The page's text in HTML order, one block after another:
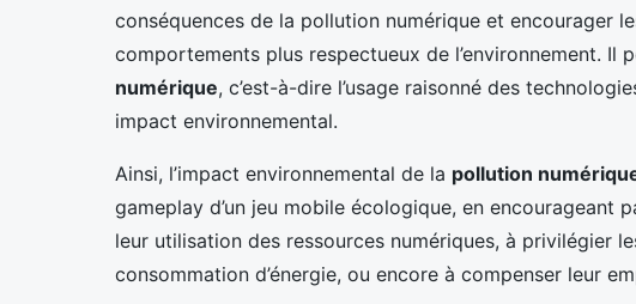
conséquences de la pollution numérique et encourager
comportements plus respectueux de l’environnement. Il
numérique, c’est-à-dire l’usage raisonné des
impact environnemental.
Ainsi, l’impact environnemental de la pollution
gameplay d’un jeu mobile écologique, en encourageant
leur utilisation des ressources numériques, à privilégier
consommation d’énergie, ou encore à compenser leur